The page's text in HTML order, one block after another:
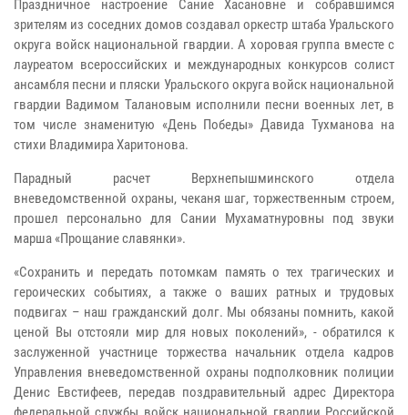
Праздничное настроение Сание Хасановне и собравшимся
зрителям из соседних домов создавал оркестр штаба Уральского
округа войск национальной гвардии. А хоровая группа вместе с
лауреатом всероссийских и международных конкурсов солист
ансамбля песни и пляски Уральского округа войск национальной
гвардии Вадимом Талановым исполнили песни военных лет, в
том числе знаменитую «День Победы» Давида Тухманова на
стихи Владимира Харитонова.
Парадный расчет Верхнепышминского отдела
вневедомственной охраны, чеканя шаг, торжественным строем,
прошел персонально для Сании Мухаматнуровны под звуки
марша «Прощание славянки».
«Сохранить и передать потомкам память о тех трагических и
героических событиях, а также о ваших ратных и трудовых
подвигах – наш гражданский долг. Мы обязаны помнить, какой
ценой Вы отстояли мир для новых поколений», - обратился к
заслуженной участнице торжества начальник отдела кадров
Управления вневедомственной охраны подполковник полиции
Денис Евстифеев, передав поздравительный адрес Директора